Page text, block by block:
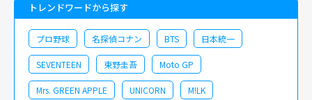
トレンドワードから探す
プロ野球 名探偵コナン BTS 日本統一
SEVENTEEN 東野圭吾 Moto GP
Mrs. GREEN APPLE UNICORN M!LK